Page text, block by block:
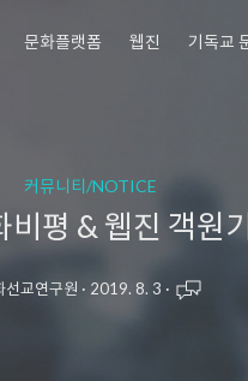
문화플랫폼 웹진 기독교
커뮤니티/NOTICE
평 & 웹진 객원
선교연구원 · 2019. 8. 3 ·